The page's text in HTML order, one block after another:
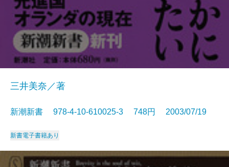
三井美奈／著
新潮新書 978-4-10-610025-3 748円 2003/07/19
新書電子書籍あり